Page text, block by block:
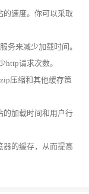
的速度。你可以采取
务来减少加载时间。
http请求次数。
压缩和其他缓存策
的加载时间和用户行
器的缓存，从而提高